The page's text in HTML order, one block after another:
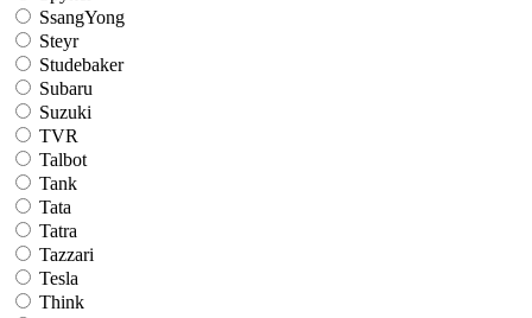
SsangYong
Steyr
Studebaker
Subaru
Suzuki
TVR
Talbot
Tank
Tata
Tatra
Tazzari
Tesla
Think